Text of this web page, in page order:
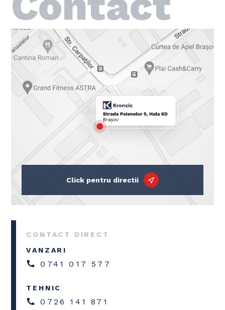
Click pentru directii
CONTACT DIRECT
VANZARI
0741 017 577
TEHNIC
0726 141 871